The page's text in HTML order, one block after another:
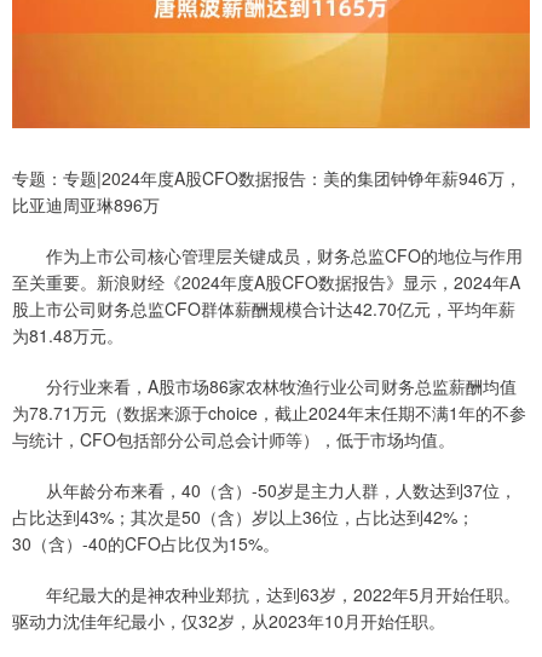
专题：专题|2024年度A股CFO数据报告：美的集团钟铮年薪946万，
比亚迪周亚琳896万
作为上市公司核心管理层关键成员，财务总监CFO的地位与作用
至关重要。新浪财经《2024年度A股CFO数据报告》显示，2024年A
股上市公司财务总监CFO群体薪酬规模合计达42.70亿元，平均年薪
为81.48万元。
分行业来看，A股市场86家农林牧渔行业公司财务总监薪酬均值
为78.71万元（数据来源于choice，截止2024年末任期不满1年的不参
与统计，CFO包括部分公司总会计师等），低于市场均值。
从年龄分布来看，40（含）-50岁是主力人群，人数达到37位，
占比达到43%；其次是50（含）岁以上36位，占比达到42%；
30（含）-40的CFO占比仅为15%。
年纪最大的是神农种业郑抗，达到63岁，2022年5月开始任职。
驱动力沈佳年纪最小，仅32岁，从2023年10月开始任职。